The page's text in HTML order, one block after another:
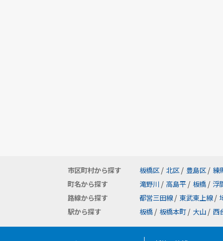
市区町村から探す 板橋区 / 北区 / 豊島区 / 練
町名から探す
滝野川 / 高島平 / 板橋 / 浮
路線から探す
都営三田線 / 東武東上線 /
駅から探す
板橋 / 板橋本町 / 大山 / 西